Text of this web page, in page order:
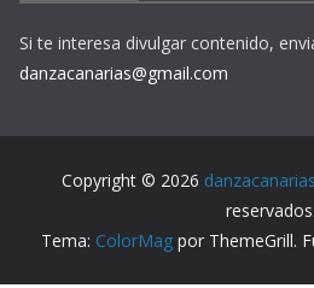
Si te interesa divulgar contenido,
danzacanarias@gmail.com
Copyright © 2026 danzacanarias
reservados.
Tema: ColorMagpor ThemeGrill.